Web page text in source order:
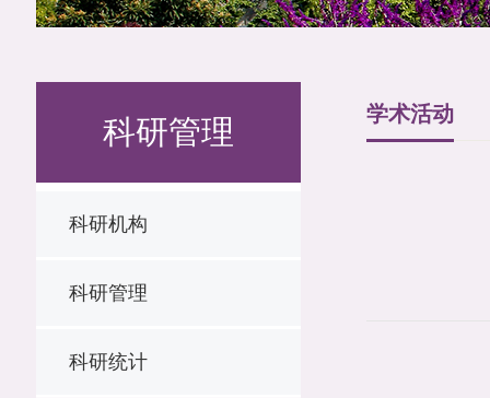
科研管理
科研机构
科研管理
科研统计
学术活动